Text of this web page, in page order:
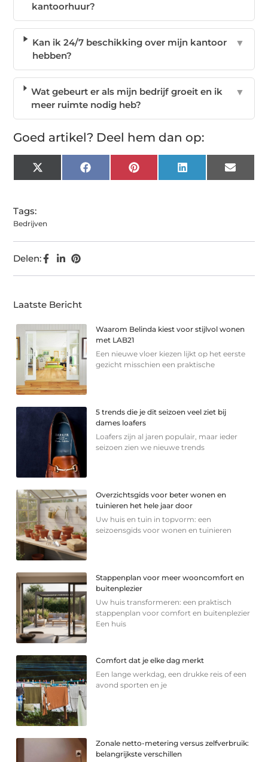
kantoorhuur?
Kan ik 24/7 beschikking over mijn kantoor
hebben?
▼
Wat gebeurt er als mijn bedrijf groeit en ik
meer ruimte nodig heb?
▼
Goed artikel? Deel hem dan op:
X
(Twitter)
FacebookPinterest LinkedIn Email
Tags:
Bedrijven
Delen:
Laatste Bericht
Waarom Belinda kiest voor stijlvol wonen
met LAB21
Een nieuwe vloer kiezen lijkt op het eerste
gezicht misschien een praktische
5 trends die je dit seizoen veel ziet bij
dames loafers
Loafers zijn al jaren populair, maar ieder
seizoen zien we nieuwe trends
Overzichtsgids voor beter wonen en
tuinieren het hele jaar door
Uw huis en tuin in topvorm: een
seizoensgids voor wonen en tuinieren
Stappenplan voor meer wooncomfort en
buitenplezier
Uw huis transformeren: een praktisch
stappenplan voor comfort en buitenplezier
Een huis
Comfort dat je elke dag merkt
Een lange werkdag, een drukke reis of een
avond sporten en je
Zonale netto-metering versus zelfverbruik:
belangrijkste verschillen